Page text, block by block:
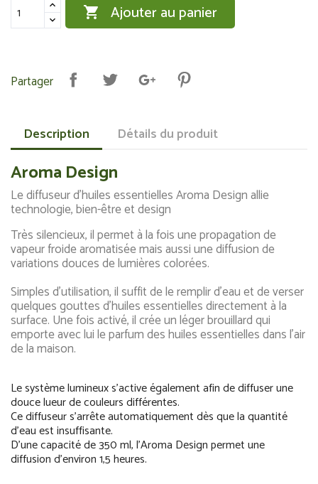
 Ajouter au panier
Partager
Description Détails du produit
Aroma Design
Le diffuseur d'huiles essentielles Aroma Design allie
technologie, bien-être et design
Très silencieux, il permet à la fois une propagation de
vapeur froide aromatisée mais aussi une diffusion de
variations douces de lumières colorées.
Simples d'utilisation, il suffit de le remplir d'eau et de verser
quelques gouttes d'huiles essentielles directement à la
surface. Une fois activé, il crée un léger brouillard qui
emporte avec lui le parfum des huiles essentielles dans l'air
de la maison.
Le système lumineux s'active également afin de diffuser une
douce lueur de couleurs différentes.
Ce diffuseur s'arrête automatiquement dès que la quantité
d'eau est insuffisante.
D'une capacité de 350 ml, l'Aroma Design permet une
diffusion d'environ 1,5 heures.